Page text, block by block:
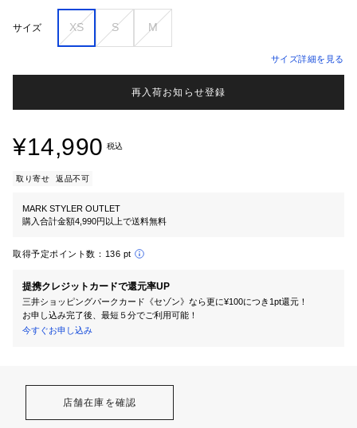
サイズ XS S M
サイズ詳細を見る
再入荷お知らせ登録
¥14,990 税込
取り寄せ 返品不可
MARK STYLER OUTLET
購入合計金額4,990円以上で送料無料
取得予定ポイント数： 136 pt
提携クレジットカードで還元率UP
三井ショッピングパークカード《セゾン》なら更に¥100につき1pt還元！
お申し込み完了後、最短５分でご利用可能！
今すぐお申し込み
店舗在庫を確認